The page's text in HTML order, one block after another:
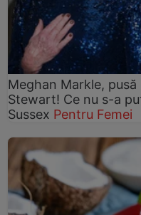
Meghan Markle,
Stewart! Ce nu s-a
Sussex Pentru Femei